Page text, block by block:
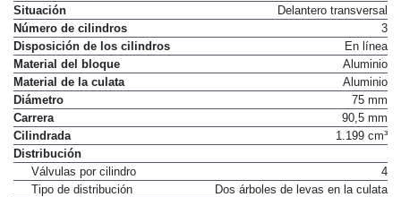
Situación
Delantero transversal
Número de cilindros
3
Disposición de los cilindros
En línea
Material del bloque
Aluminio
Material de la culata
Aluminio
Diámetro
75 mm
Carrera
90,5 mm
Cilindrada
1.199 cm³
Distribución
Válvulas por cilindro
4
Tipo de distribución
Dos árboles de levas en la culata